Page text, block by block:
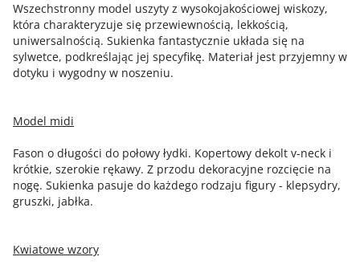
Wszechstronny model uszyty z wysokojakościowej wiskozy,
która charakteryzuje się przewiewnością, lekkością,
uniwersalnością. Sukienka fantastycznie układa się na
sylwetce, podkreślając jej specyfikę. Materiał jest przyjemny w
dotyku i wygodny w noszeniu.
Model midi
Fason o długości do połowy łydki. Kopertowy dekolt v-neck i
krótkie, szerokie rękawy. Z przodu dekoracyjne rozcięcie na
nogę. Sukienka pasuje do każdego rodzaju figury - klepsydry,
gruszki, jabłka.
Kwiatowe wzory